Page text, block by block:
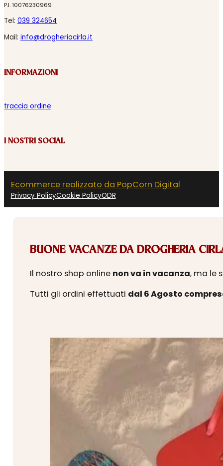
P.I. 10076230969
Tel: 039 324654
Mail: info@drogheriacirla.it
INFORMAZIONI
traccia ordine
I NOSTRI SOCIAL
Ecommerce realizzato da PopCorn Digital
Privacy PolicyCookie PolicyODR
BUONE VACANZE DA DROGHERIA
Il nostro shop online non va in vacanza, ma le
Tutti gli ordini effettuati dal 6 Agosto